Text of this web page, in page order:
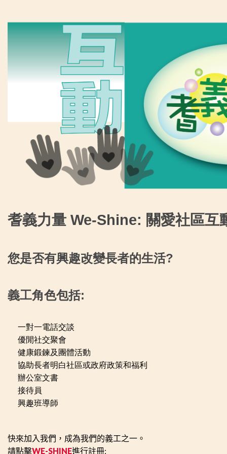
圖
耆義力量 We-Shine: 關愛社區互
您是否有興趣改變長者的生活?
義工角色包括:
一對一電話交談
優閒社交聚會
健康鍛鍊及團體活動
協助長者明白社區或政府政策和福利
辦公室文書
接待員
興趣班導師
快來加入我們，成為我們的義工之一。
請點擊WE-SHINE進行註冊: